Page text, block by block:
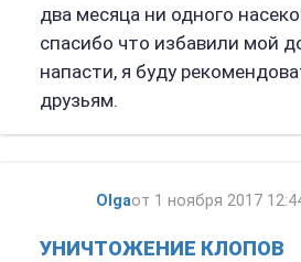
два месяца ни одного
спасибо что избавили мой
напасти, я буду
друзьям.
Olgaот 1 ноября 2017
УНИЧТОЖЕНИЕ КЛОПОВ